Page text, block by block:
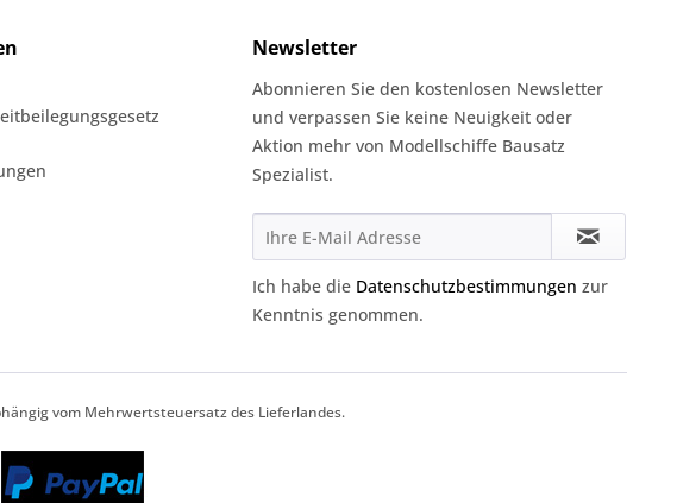
Newsletter
Abonnieren Sie den kostenlosen Newsletter
und verpassen Sie keine Neuigkeit oder
Aktion mehr von Modellschiffe Bausatz
Spezialist.
Ich habe die Datenschutzbestimmungen zur
Kenntnis genommen.
vom Mehrwertsteuersatz des Lieferlandes.